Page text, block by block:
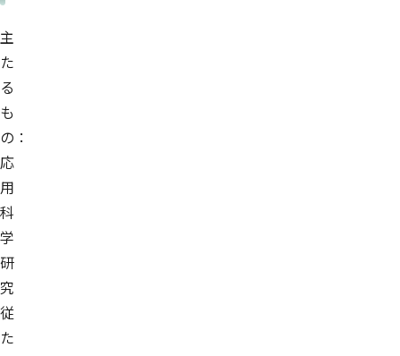
主
た
る
も
の：
応
用
科
学
研
究
従
た